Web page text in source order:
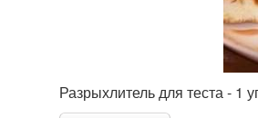
Разрыхлитель для теста - 1